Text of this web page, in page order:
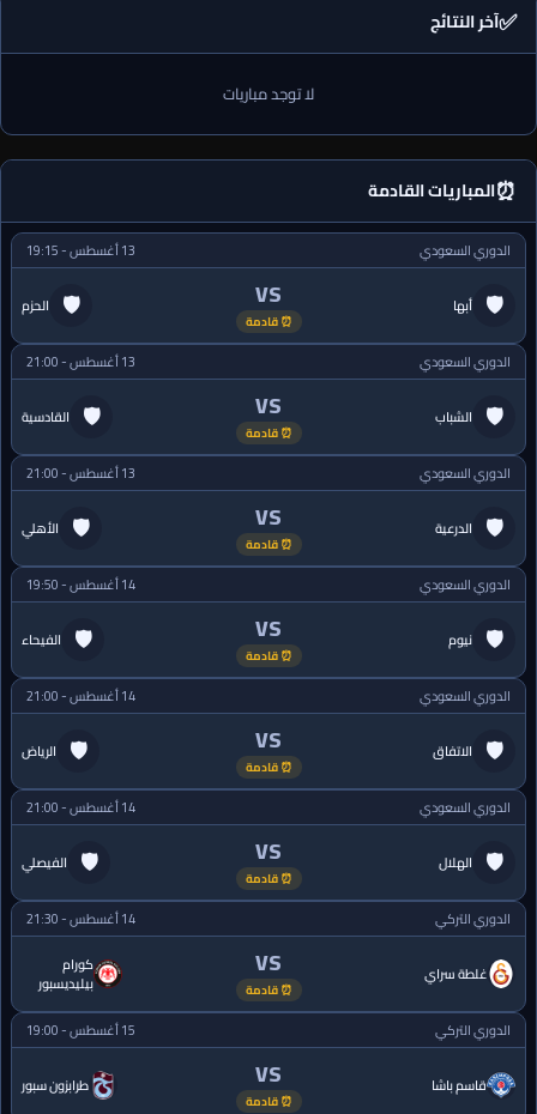
✅آخر النتائج
لا توجد مباريات
⏰المباريات القادمة
الدوري السعودي 13 أغسطس - 19:15
🛡 أبها VS
⏰ قادمة
الحزم 🛡
الدوري السعودي 13 أغسطس - 21:00
🛡 الشباب VS
⏰ قادمة
القادسية 🛡
الدوري السعودي 13 أغسطس - 21:00
🛡 الدرعية VS
⏰ قادمة
الأهلي 🛡
الدوري السعودي 14 أغسطس - 19:50
🛡 نيوم VS
⏰ قادمة
الفيحاء 🛡
الدوري السعودي 14 أغسطس - 21:00
🛡 الاتفاق VS
⏰ قادمة
الرياض 🛡
الدوري السعودي 14 أغسطس - 21:00
🛡 الهلال VS
⏰ قادمة
الفيصلي 🛡
الدوري التركي 14 أغسطس - 21:30
غلطة سراي VS
⏰ قادمة
كورام
بيليديسبور
الدوري التركي
15 أغسطس - 19:00
قاسم باشا VS
⏰ قادمة
طرابزون سبور